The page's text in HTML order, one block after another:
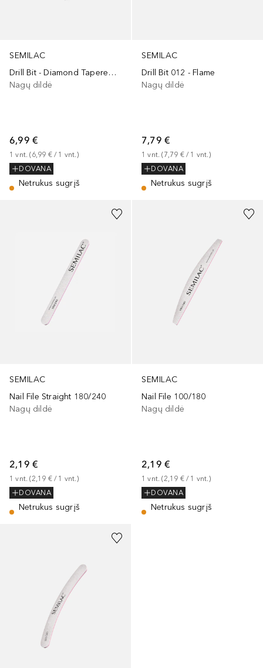
SEMILAC
Drill Bit - Diamond Tapered Long Cone Nr. 005
Nagų dildė
6,99 €
1 vnt. (6,99 € / 1 vnt.)
DOVANA
Netrukus sugrįš
SEMILAC
Drill Bit 012 - Flame
Nagų dildė
7,79 €
1 vnt. (7,79 € / 1 vnt.)
DOVANA
Netrukus sugrįš
SEMILAC
Nail File Straight 180/240
Nagų dildė
2,19 €
1 vnt. (2,19 € / 1 vnt.)
DOVANA
Netrukus sugrįš
SEMILAC
Nail File 100/180
Nagų dildė
2,19 €
1 vnt. (2,19 € / 1 vnt.)
DOVANA
Netrukus sugrįš